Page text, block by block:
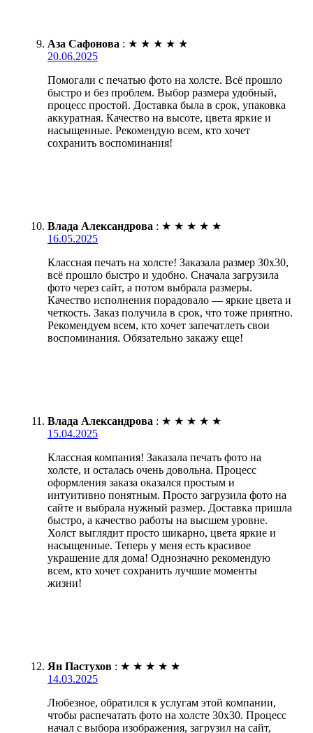
Аза Сафонова : ★ ★ ★ ★ ★
20.06.2025
Помогали с печатью фото на холсте. Всё прошло
быстро и без проблем. Выбор размера удобный,
процесс простой. Доставка была в срок, упаковка
аккуратная. Качество на высоте, цвета яркие и
насыщенные. Рекомендую всем, кто хочет
сохранить воспоминания!
Влада Александрова : ★ ★ ★ ★ ★
16.05.2025
Классная печать на холсте! Заказала размер 30х30,
всё прошло быстро и удобно. Сначала загрузила
фото через сайт, а потом выбрала размеры.
Качество исполнения порадовало — яркие цвета и
четкость. Заказ получила в срок, что тоже приятно.
Рекомендуем всем, кто хочет запечатлеть свои
воспоминания. Обязательно закажу еще!
Влада Александрова : ★ ★ ★ ★ ★
15.04.2025
Классная компания! Заказала печать фото на
холсте, и осталась очень довольна. Процесс
оформления заказа оказался простым и
интуитивно понятным. Просто загрузила фото на
сайте и выбрала нужный размер. Доставка пришла
быстро, а качество работы на высшем уровне.
Холст выглядит просто шикарно, цвета яркие и
насыщенные. Теперь у меня есть красивое
украшение для дома! Однозначно рекомендую
всем, кто хочет сохранить лучшие моменты
жизни!
Ян Пастухов : ★ ★ ★ ★ ★
14.03.2025
Любезное, обратился к услугам этой компании,
чтобы распечатать фото на холсте 30х30. Процесс
начал с выбора изображения, загрузил на сайт,